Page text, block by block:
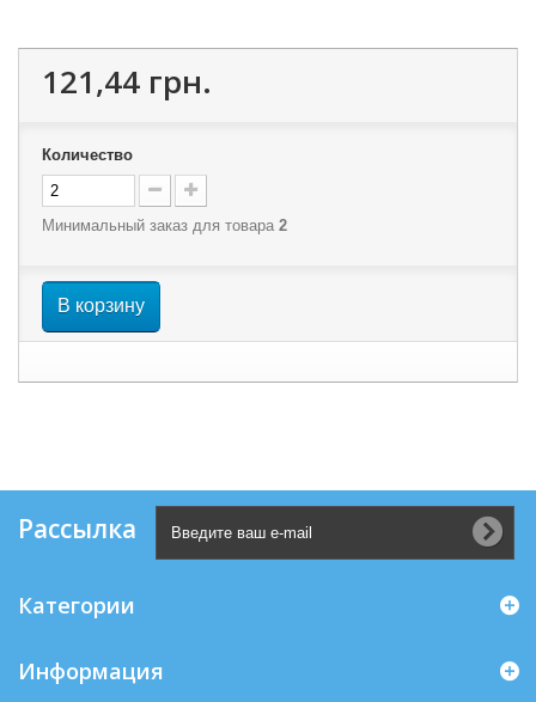
121,44 грн.
Количество
Минимальный заказ для товара 2
В корзину
Рассылка
Категории
Информация